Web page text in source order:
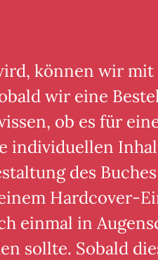
können wir
wir eine
ob es für
individuellen
des
Hardcover-
einmal in
sollte. Sobald